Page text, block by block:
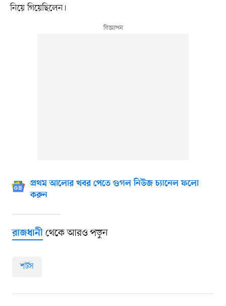
নিয়ে গিয়েছিলেন।
প্রথম আলোর খবর পেতে গুগল নিউজ চ্যানেল ফলো
করুন
রাজধানীথেকে আরও পড়ুন
শর্টস